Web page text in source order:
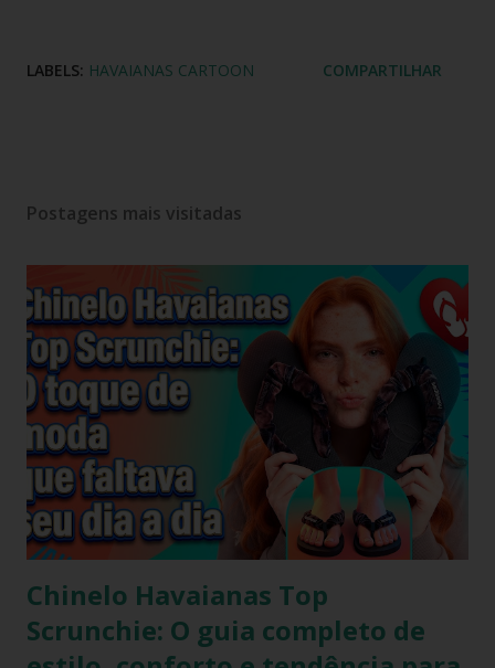
LABELS: HAVAIANAS CARTOON COMPARTILHAR
Postagens mais visitadas
Chinelo Havaianas Top
Scrunchie: O guia completo de